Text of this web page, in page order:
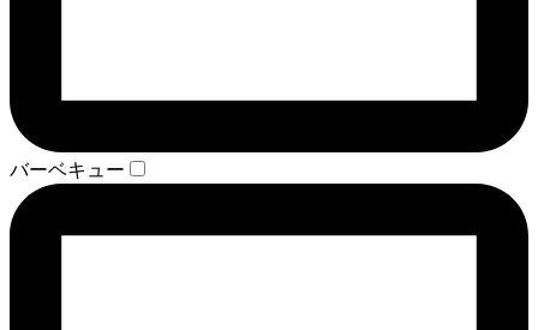
バーベキュー